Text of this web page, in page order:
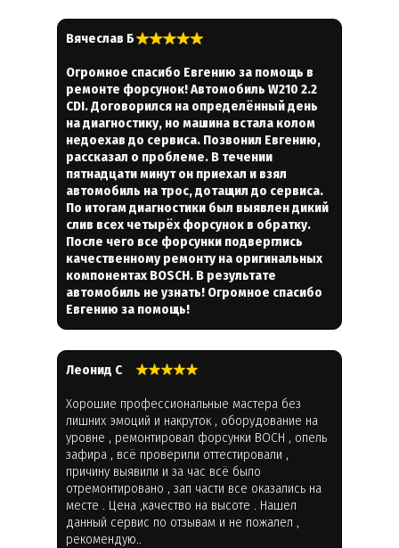
Вячеслав Б
Огромное спасибо Евгению за помощь в
ремонте форсунок! Автомобиль W210 2.2
CDI. Договорился на определённый день
на диагностику, но машина встала колом
недоехав до сервиса. Позвонил Евгению,
рассказал о проблеме. В течении
пятнадцати минут он приехал и взял
автомобиль на трос, дотащил до сервиса.
По итогам диагностики был выявлен дикий
слив всех четырёх форсунок в обратку.
После чего все форсунки подверглись
качественному ремонту на оригинальных
компонентах BOSCH. В результате
автомобиль не узнать! Огромное спасибо
Евгению за помощь!
Леонид С
Хорошие профессиональные мастера без
лишних эмоций и накруток , оборудование на
уровне , ремонтировал форсунки BOCH , опель
зафира , всё проверили оттестировали ,
причину выявили и за час всё было
отремонтировано , зап части все оказались на
месте . Цена ,качество на высоте . Нашел
данный сервис по отзывам и не пожалел ,
рекомендую..